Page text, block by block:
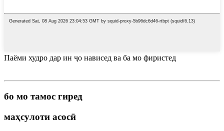
Паёми худро дар ин ҷо нависед ва ба мо фиристед
бо мо тамос гиред
маҳсулоти асосӣ